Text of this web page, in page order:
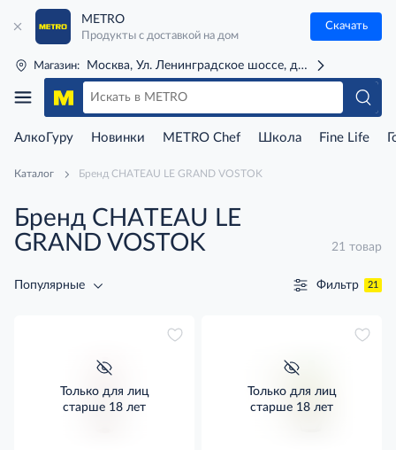
METRO
Продукты с доставкой на дом
Скачать
Магазин: Москва, Ул. Ленинградское шоссе, д. 71Г (м. Речной
АлкоГуру Новинки METRO Chef Школа Fine Life
Каталог Бренд CHATEAU LE GRAND VOSTOK
Бренд CHATEAU LE
GRAND VOSTOK
21 товар
Популярные Фильтр 21
Только для лиц
старше 18 лет
Только для лиц
старше 18 лет